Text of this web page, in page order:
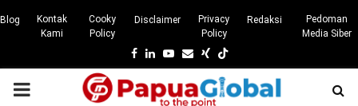
Blog
Kontak
Kami
Cooky
Policy
Disclaimer
Privacy
Policy
Redaksi
Pedoman
Media Siber
Facebook
LinkedinYoutube
EmailXing
PRIMARY